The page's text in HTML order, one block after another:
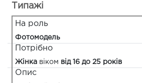
Типажі
На роль
Фотомодель
Потрібно
Жінка віком від 16 до 25 років
Опис